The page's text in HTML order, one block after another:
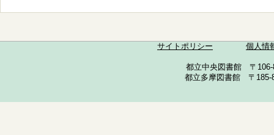
サイトポリシー 個人情
都立中央図書館 〒
都立多摩図書館 〒185-